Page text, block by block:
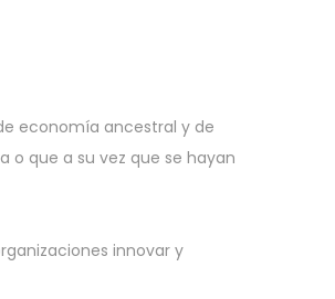
economía ancestral y de
o que a su vez que se hayan
innovar y